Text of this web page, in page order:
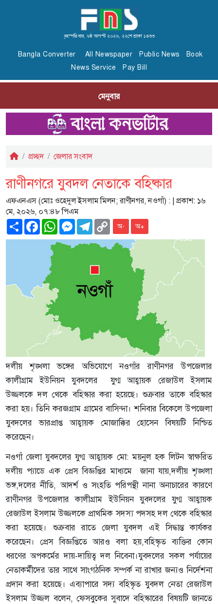
বৃহস্পতিবার, ৬ষ্ঠ আগস্ট ২০২৬, ২২শে শ্রাবণ ১৪৩৩
Bangla Converter All Newspaper Public News
Book
News Service
Pay Bill
মেনুবার
প্রচ্ছদ জেলার সংবাদ
রাণীনগরে যুবদল নেতাকে বহিষ্কার
এফএনএস (মোঃ ওহেদুল ইসলাম মিলন; রাণীনগর, নওগাঁ) : | প্রকাশ: ১৬
মে, ২০২৬, ০৭:৪৮ পিএম
ShareFacebookWhatsAppMessenger
Telegram
Copy
Link
অ- অ+
দলীয় শৃঙ্খলা ভঙ্গের অভিযোগে নওগাঁর রাণীনগর উপজেলার
কালীগ্রাম ইউনিয়ন যুবদলের যুগ্ম আহ্বায়ক রেজাউল ইসলাম
উজ্জলকে দল থেকে বহিস্কার করা হয়েছে। শুক্রবার তাকে বহিস্কার
করা হয়। তিনি করজগ্রাম গ্রামের বাসিন্দা। শনিবার বিকেলে উপজেলা
যুবদলের ভারপ্রাপ্ত আহ্বায়ক মোজাক্কির হোসেন বিষয়টি নিশ্চিত
করেছেন।
নওগাঁ জেলা যুবদলের যুগ্ম আহ্বায়ক মো: ময়নুল হক লিটন স্বাক্ষরিত
দলীয় প্যাডে এক প্রেস বিজ্ঞপ্তির মাধ্যমে জানা যায়,দলীয় শৃঙ্খলা
ভঙ্গ,দলের নীতি, আদর্শ ও সংহতি পরিপন্থী নানা অনাচারের কারণে
রাণীনগর উপজেলার কালীগ্রাম ইউনিয়ন যুবদলের যুগ্ম আহ্বায়ক
রেজাউল ইসলাম উজ্জলকে প্রাথমিক সদস্য পদসহ দল থেকে বহিস্কার
করা হয়েছে। শুক্রবার রাতে জেলা যুবদল এই সিদ্ধান্ত কার্যকর
করেছেন। প্রেস বিজ্ঞপ্তিতে আরও বলা হয়,বহিস্কৃত ব্যক্তির কোন
ধরণের অপকর্মের দায়-দায়িত্ব দল নিবেনা।যুবদলের সকল পর্যায়ের
নেতাকর্মীদের তার সাথে সাংগঠনিক সম্পর্ক না রাখার জন্যও নির্দেশনা
প্রদান করা হয়েছে। এব্যাপারে সদ্য বহিস্কৃত যুবদল নেতা রেজাউল
ইসলাম উজ্জল বলেন, ফেসবুকের সুবাদে বহিস্কারের বিষয়টি জানতে